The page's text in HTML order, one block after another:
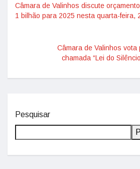
Câmara de Valinhos discute
1 bilhão para 2025 nesta quarta-feira,
Câmara de Valinhos
chamada “Lei do
Pesquisar